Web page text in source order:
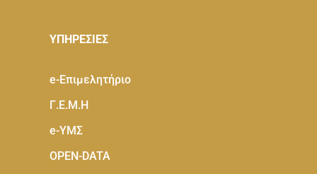
ΥΠΗΡΕΣΙΕΣ
e-Eπιμελητήριο
Γ.Ε.Μ.Η
e-ΥΜΣ
OPEN-DATA